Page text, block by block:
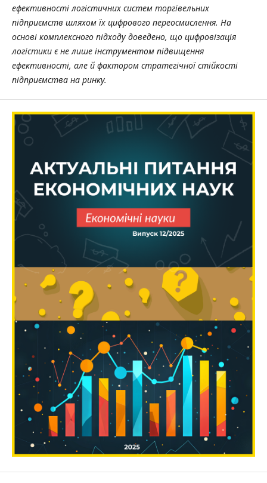
ефективності логістичних систем торгівельних
підприємств шляхом їх цифрового переосмислення. На
основі комплексного підходу доведено, що цифровізація
логістики є не лише інструментом підвищення
ефективності, але й фактором стратегічної стійкості
підприємства на ринку.